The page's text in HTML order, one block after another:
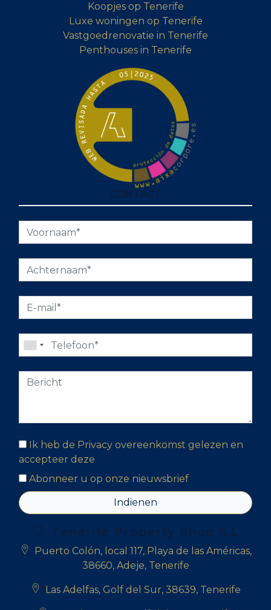
Koopjes op Tenerife
Luxe woningen op Tenerife
Vastgoedrenovatie in Tenerife
Penthouses in Tenerife
Ik heb de Privacy overeenkomst gelezen en
accepteer deze
Abonneer u op onze nieuwsbrief
Indienen
Puerto Colón, local 117, Playa de las Américas,
38660, Adeje, Tenerife
Las Adelfas, Golf del Sur, 38639, Tenerife